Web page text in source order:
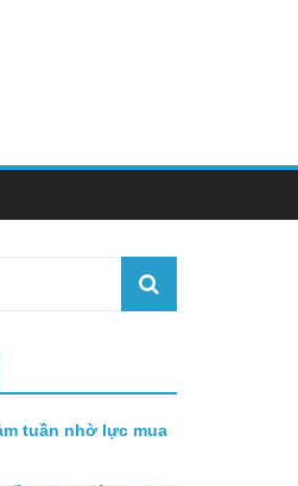
tuần nhờ lực mua